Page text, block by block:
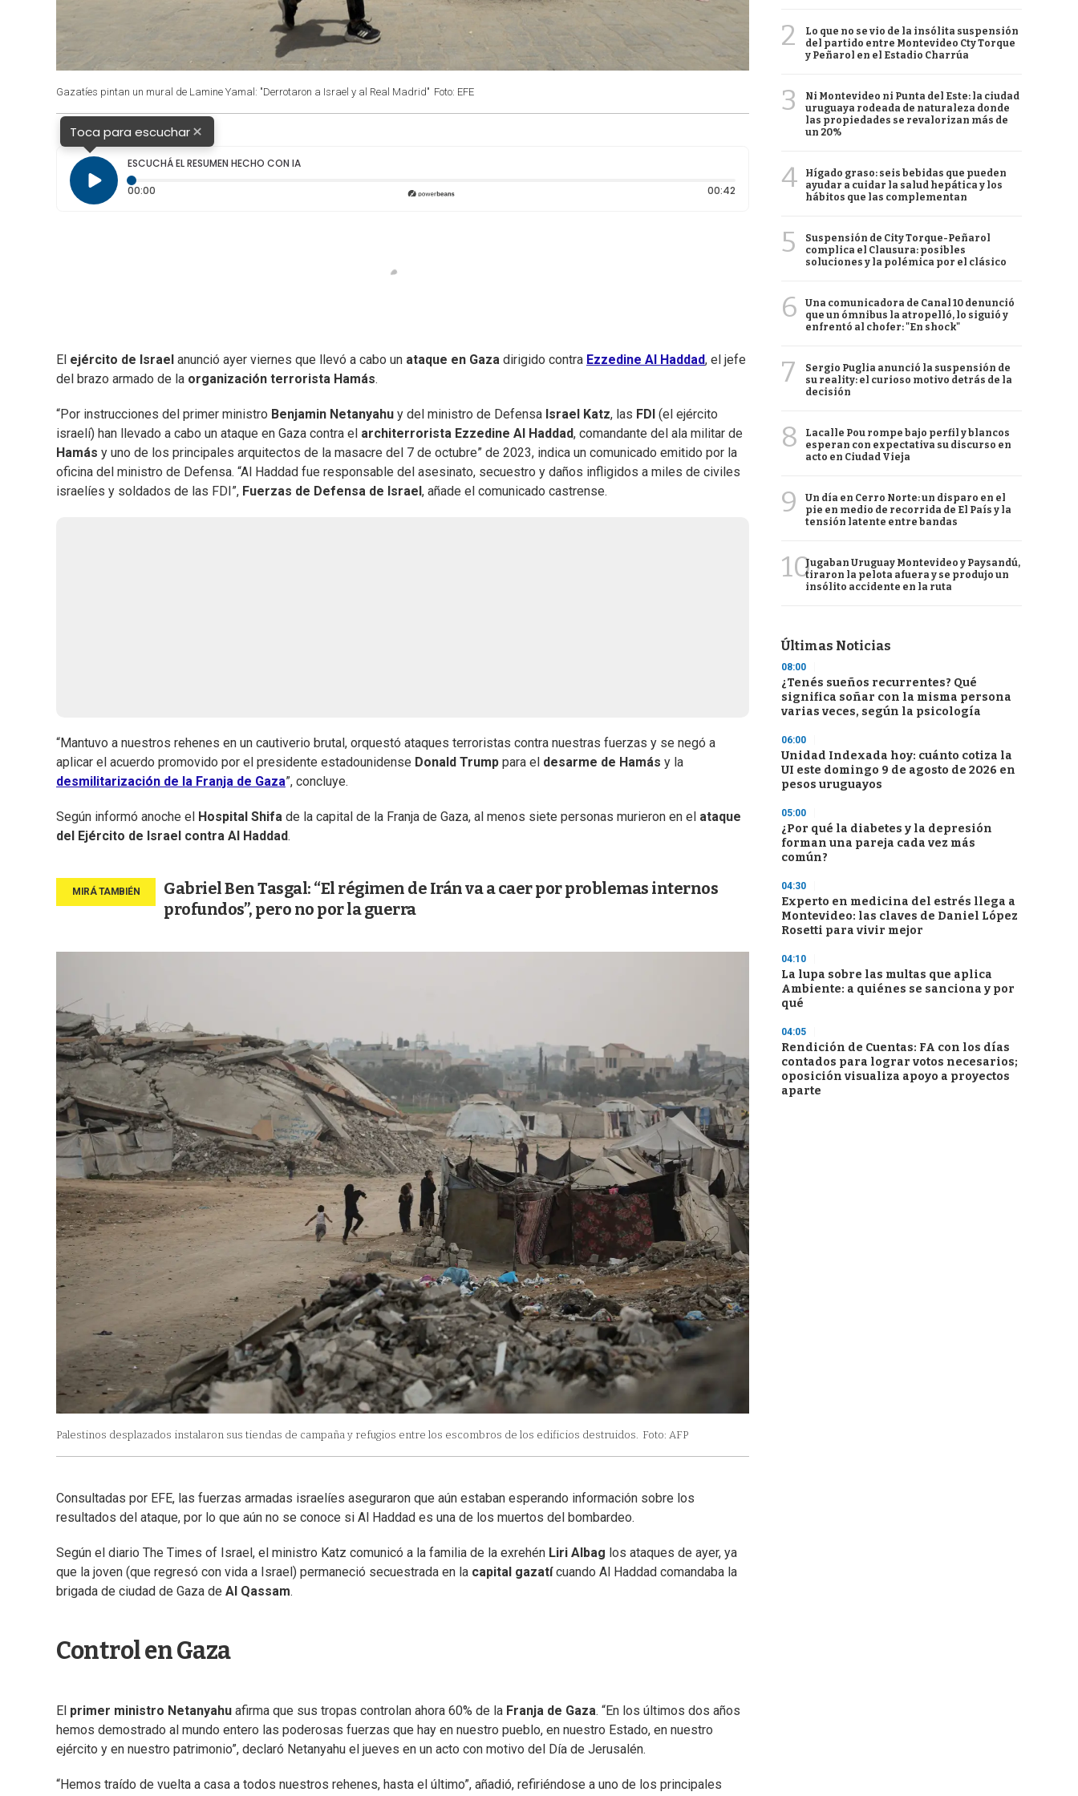
Gazatíes pintan un mural de Lamine Yamal: "Derrotaron a Israel y al Real Madrid" Foto: EFE
Toca para escuchar×
ESCUCHÁ EL RESUMEN HECHO CON IA
00:00
00:42Duración: 42 segundos
El ejército de Israel anunció ayer viernes que llevó a cabo un ataque en Gaza dirigido contra Ezzedine Al Haddad, el jefe
del brazo armado de la organización terrorista Hamás.
“Por instrucciones del primer ministro Benjamin Netanyahu y del ministro de Defensa Israel Katz, las FDI (el ejército
israelí) han llevado a cabo un ataque en Gaza contra el architerrorista Ezzedine Al Haddad, comandante del ala militar de
Hamás y uno de los principales arquitectos de la masacre del 7 de octubre” de 2023, indica un comunicado emitido por la
oficina del ministro de Defensa. “Al Haddad fue responsable del asesinato, secuestro y daños infligidos a miles de civiles
israelíes y soldados de las FDI”, Fuerzas de Defensa de Israel , añade el comunicado castrense.
“Mantuvo a nuestros rehenes en un cautiverio brutal, orquestó ataques terroristas contra nuestras fuerzas y se negó a
aplicar el acuerdo promovido por el presidente estadounidense Donald Trump para el desarme de Hamás y la
desmilitarización de la Franja de Gaza”, concluye.
Según informó anoche el Hospital Shifa de la capital de la Franja de Gaza, al menos siete personas murieron en el ataque
del Ejército de Israel contra Al Haddad.
Gabriel Ben Tasgal: “El régimen de Irán va a caer por problemas internos
profundos”, pero no por la guerra
Palestinos desplazados instalaron sus tiendas de campaña y refugios entre los escombros de los edificios destruidos. Foto: AFP
Consultadas por EFE, las fuerzas armadas israelíes aseguraron que aún estaban esperando información sobre los
resultados del ataque, por lo que aún no se conoce si Al Haddad es una de los muertos del bombardeo.
Según el diario The Times of Israel, el ministro Katz comunicó a la familia de la exrehén Liri Albag los ataques de ayer, ya
que la joven (que regresó con vida a Israel) permaneció secuestrada en la capital gazatícuando Al Haddad comandaba la
brigada de ciudad de Gaza de Al Qassam.
Control en Gaza
El primer ministro Netanyahu afirma que sus tropas controlan ahora 60% de la Franja de Gaza. “En los últimos dos años
hemos demostrado al mundo entero las poderosas fuerzas que hay en nuestro pueblo, en nuestro Estado, en nuestro
ejército y en nuestro patrimonio”, declaró Netanyahu el jueves en un acto con motivo del Día de Jerusalén.
“Hemos traído de vuelta a casa a todos nuestros rehenes, hasta el último”, añadió, refiriéndose a uno de los principales
2
Lo que no se vio de la insólita suspensión
del partido entre Montevideo Cty Torque
y Peñarol en el Estadio Charrúa
3
Ni Montevideo ni Punta del Este: la ciudad
uruguaya rodeada de naturaleza donde
las propiedades se revalorizan más de
un 20%
4
Hígado graso: seis bebidas que pueden
ayudar a cuidar la salud hepática y los
hábitos que las complementan
5
Suspensión de City Torque-Peñarol
complica el Clausura: posibles
soluciones y la polémica por el clásico
6
Una comunicadora de Canal 10 denunció
que un ómnibus la atropelló, lo siguió y
enfrentó al chofer: "En shock"
7
Sergio Puglia anunció la suspensión de
su reality: el curioso motivo detrás de la
decisión
8
Lacalle Pou rompe bajo perfil y blancos
esperan con expectativa su discurso en
acto en Ciudad Vieja
9
Un día en Cerro Norte: un disparo en el
pie en medio de recorrida de El País y la
tensión latente entre bandas
10Jugaban Uruguay Montevideo y Paysandú,
tiraron la pelota afuera y se produjo un
insólito accidente en la ruta
Últimas Noticias
08:00
¿Tenés sueños recurrentes? Qué
significa soñar con la misma persona
varias veces, según la psicología
06:00
Unidad Indexada hoy: cuánto cotiza la
UI este domingo 9 de agosto de 2026 en
pesos uruguayos
05:00
¿Por qué la diabetes y la depresión
forman una pareja cada vez más
común?
04:30
Experto en medicina del estrés llega a
Montevideo: las claves de Daniel López
Rosetti para vivir mejor
04:10
La lupa sobre las multas que aplica
Ambiente: a quiénes se sanciona y por
qué
04:05
Rendición de Cuentas: FA con los días
contados para lograr votos necesarios;
oposición visualiza apoyo a proyectos
aparte